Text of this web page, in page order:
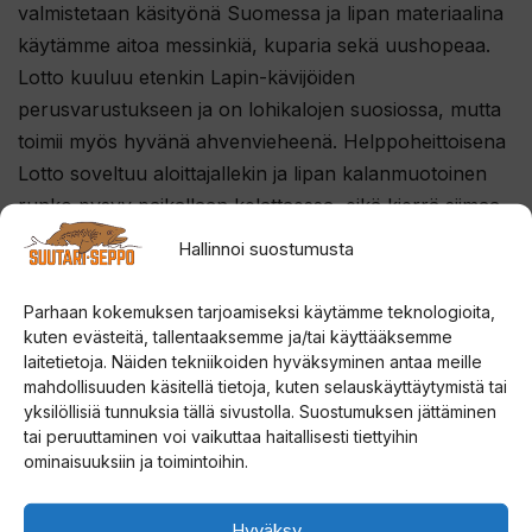
Hallinnoi suostumusta
Parhaan kokemuksen tarjoamiseksi käytämme teknologioita,
kuten evästeitä, tallentaaksemme ja/tai käyttääksemme
laitetietoja. Näiden tekniikoiden hyväksyminen antaa meille
mahdollisuuden käsitellä tietoja, kuten selauskäyttäytymistä tai
yksilöllisiä tunnuksia tällä sivustolla. Suostumuksen jättäminen
tai peruuttaminen voi vaikuttaa haitallisesti tiettyihin
ominaisuuksiin ja toimintoihin.
valmistetaan käsityönä Suomessa ja lipan materiaalina
käytämme aitoa messinkiä, kuparia sekä uushopeaa.
Lotto kuuluu etenkin Lapin-kävijöiden
perusvarustukseen ja on lohikalojen suosiossa, mutta
toimii myös hyvänä ahvenvieheenä. Helppoheittoisena
Lotto soveltuu aloittajallekin ja lipan kalanmuotoinen
runko pysyy paikallaan kelattaessa, eikä kierrä siimaa.
Lotto on saatavilla viidessä eri koossa:
mm), 15 g (60 mm) sekä suurhauki-Lotto 24 g (75
mm).